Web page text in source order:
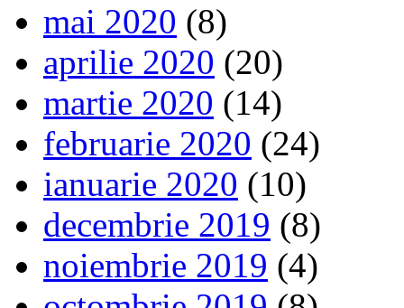
mai 2020 (8)
aprilie 2020 (20)
martie 2020 (14)
februarie 2020 (24)
ianuarie 2020 (10)
decembrie 2019 (8)
noiembrie 2019 (4)